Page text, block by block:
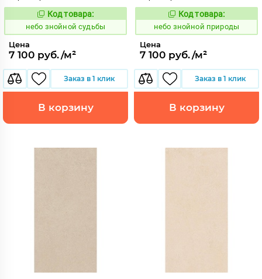
1113474
Код товара:
небо знойной судьбы
Цена
7 100 руб./м²
Заказ в 1 клик
В корзину
1113475
Код товара:
небо знойной природы
Цена
7 100 руб./м²
Заказ в 1 клик
В корзину